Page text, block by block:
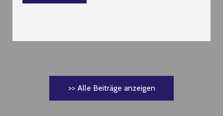
>> Alle Beiträge anzeigen